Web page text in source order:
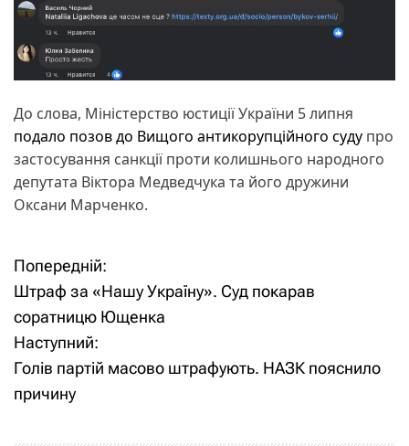
До слова, Міністерство юстиції України 5 липня
подало позов до Вищого антикорупційного суду про
застосування санкції проти колишнього народного
депутата Віктора Медведчука та його дружини
Оксани Марченко.
Н
а
в
і
Попередній:
Штраф за «Нашу Україну». Суд покарав
соратницю Ющенка
Наступний:
Голів партій масово штрафують. НАЗК пояснило
причину